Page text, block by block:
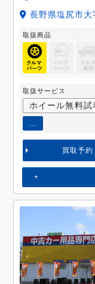
長野県塩尻市
取扱商品
取扱サービス
ホイール無料試
...
買取予約